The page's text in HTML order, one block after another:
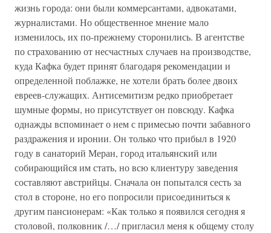
жизнь города: они были коммерсантами, адвокатами,
журналистами. Но общественное мнение мало
изменилось, их по-прежнему сторонились. В агентстве
по страхованию от несчастных случаев на производстве,
куда Кафка будет принят благодаря рекомендации и
определенной поблажке, не хотели брать более двоих
евреев-служащих. Антисемитизм редко приобретает
шумные формы, но присутствует он повсюду. Кафка
однажды вспоминает о нем с примесью почти забавного
раздражения и иронии. Он только что прибыл в 1920
году в санаторий Меран, город итальянский или
собирающийся им стать, но всю клиентуру заведения
составляют австрийцы. Сначала он попытался сесть за
стол в стороне, но его попросили присоединиться к
другим пансионерам: «Как только я появился сегодня я
столовой, полковник /…/ пригласил меня к общему столу